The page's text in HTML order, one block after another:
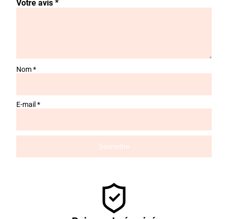
Votre avis *
Nom*
E-mail *